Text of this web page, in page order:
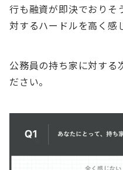
行も融資が即決でおりそ
対するハードルを高く感
公務員の持ち家に対する
ださい。